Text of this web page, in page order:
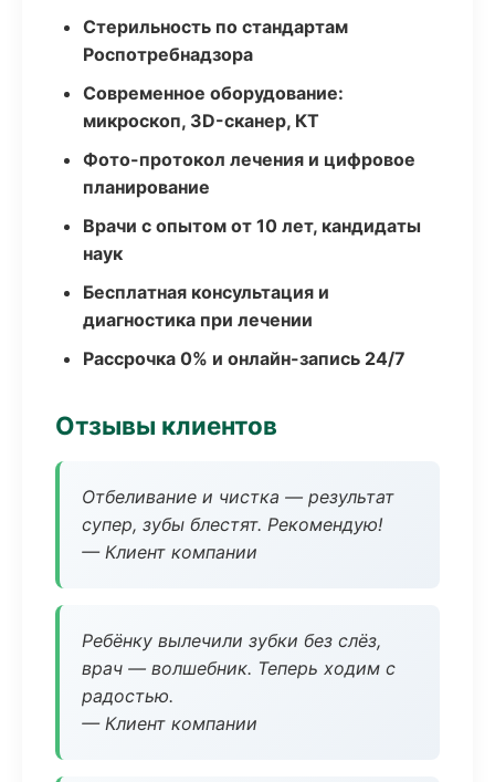
Стерильность по стандартам
Роспотребнадзора
Современное оборудование:
микроскоп, 3D-сканер, КТ
Фото-протокол лечения и цифровое
планирование
Врачи с опытом от 10 лет, кандидаты
наук
Бесплатная консультация и
диагностика при лечении
Рассрочка 0% и онлайн-запись 24/7
Отзывы клиентов
Отбеливание и чистка — результат
супер, зубы блестят. Рекомендую!
— Клиент компании
Ребёнку вылечили зубки без слёз,
врач — волшебник. Теперь ходим с
радостью.
— Клиент компании